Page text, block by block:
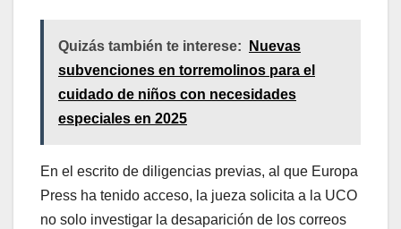
Quizás también te interese:
Nuevas
subvenciones en torremolinos para el
cuidado de niños con necesidades
especiales en 2025
En el escrito de diligencias previas, al que Europa
Press ha tenido acceso, la jueza solicita a la UCO
no solo investigar la desaparición de los correos